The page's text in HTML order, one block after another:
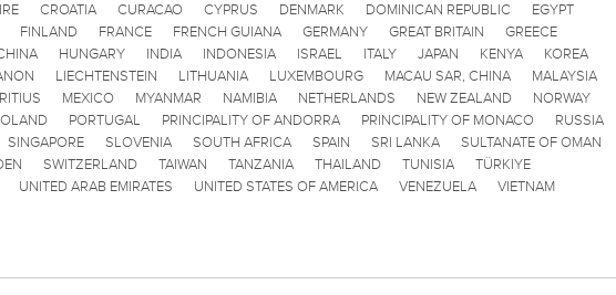
CROATIA CURACAO CYPRUS DENMARK DOMINICAN REPUBLIC
EGYPT
FINLAND FRANCE FRENCH GUIANA GERMANY GREAT BRITAIN
GREECE
HUNGARY INDIA INDONESIA ISRAEL ITALY JAPAN KENYA
KOREA
LIECHTENSTEIN LITHUANIA LUXEMBOURG MACAU SAR, CHINA
MALAYSIA
MEXICO MYANMAR NAMIBIA NETHERLANDS NEW ZEALAND
NORWAY
PORTUGAL PRINCIPALITY OF ANDORRA PRINCIPALITY OF MONACO
RUSSIA
SINGAPORE SLOVENIA SOUTH AFRICA SPAIN SRI LANKA
SULTANATE OF OMAN
SWITZERLAND TAIWAN TANZANIA THAILAND TUNISIA
TÜRKIYE
UNITED ARAB EMIRATES UNITED STATES OF AMERICA VENEZUELA VIETNAM